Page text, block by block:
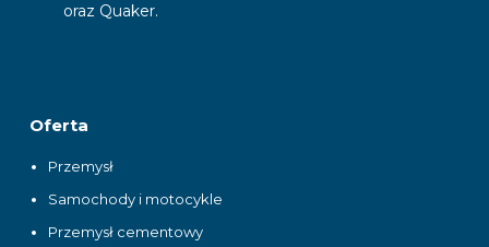
oraz Quaker.
Oferta
Przemysł
Samochody i motocykle
Przemysł cementowy